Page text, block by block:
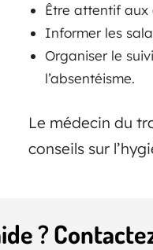
Être attentif aux
Informer les
Organiser le
l’absentéisme.
Le médecin du
conseils sur
?